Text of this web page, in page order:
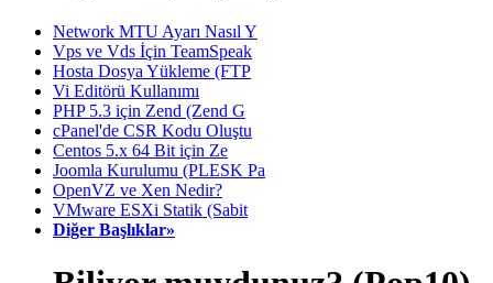
Network MTU Ayarı Nasıl Y
Vps ve Vds İçin TeamSpeak
Hosta Dosya Yükleme (FTP
Vi Editörü Kullanımı
PHP 5.3 için Zend (Zend G
cPanel'de CSR Kodu Oluştu
Centos 5.x 64 Bit için Ze
Joomla Kurulumu (PLESK Pa
OpenVZ ve Xen Nedir?
VMware ESXi Statik (Sabit
Diğer Başlıklar»